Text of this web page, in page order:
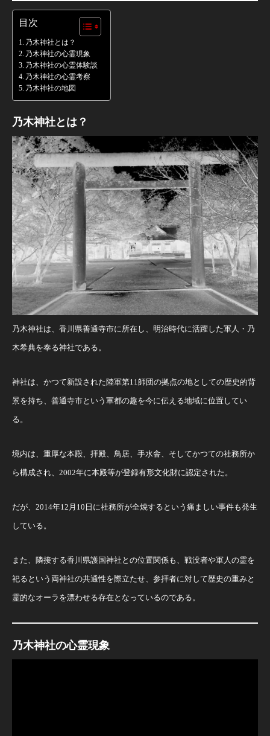
目次
乃木神社とは？
乃木神社の心霊現象
乃木神社の心霊体験談
乃木神社の心霊考察
乃木神社の地図
乃木神社とは？
乃木神社は、香川県善通寺市に所在し、明治時代に活躍した軍人・乃
木希典を奉る神社である。
神社は、かつて新設された陸軍第11師団の拠点の地としての歴史的背
景を持ち、善通寺市という軍都の趣を今に伝える地域に位置してい
る。
境内は、重厚な本殿、拝殿、鳥居、手水舎、そしてかつての社務所か
ら構成され、2002年に本殿等が登録有形文化財に認定された。
だが、2014年12月10日に社務所が全焼するという痛ましい事件も発生
している。
また、隣接する香川県護国神社との位置関係も、戦没者や軍人の霊を
祀るという両神社の共通性を際立たせ、参拝者に対して歴史の重みと
霊的なオーラを漂わせる存在となっているのである。
乃木神社の心霊現象